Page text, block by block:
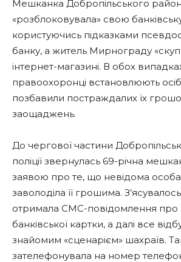
Мешканка Добропільського
«розблоковувала» свою
користуючись підказками
банку, а житель Мирнограду
інтернет-магазині. В обох
правоохоронці встановлюють осіб
позбавили постраждалих їх
заощаджень.
До чергової частини
поліції звернулась 69-річна
заявою про те, що невідома
заволоділа її грошима.
отримала СМС-повідомлення про
банківської картки, а далі все
знайомим «сценарієм» шахраїв.
зателефонувала на номер